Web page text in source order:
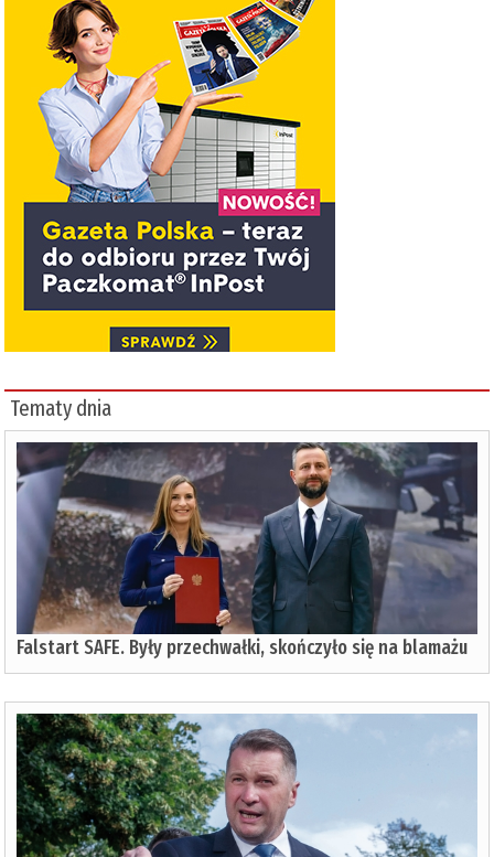
Tematy dnia
Falstart SAFE. Były przechwałki, skończyło się na blamażu